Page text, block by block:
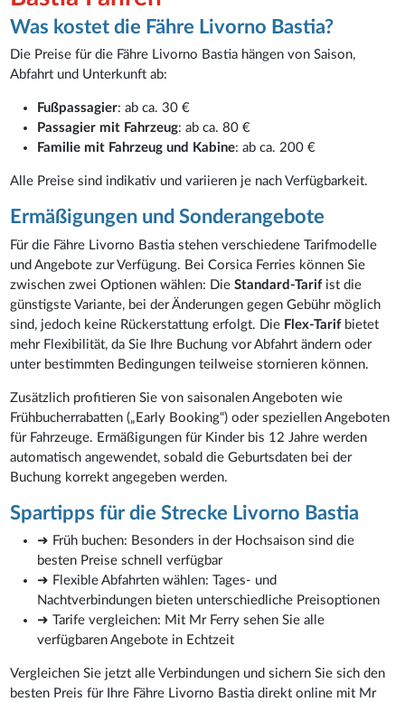
Was kostet die Fähre Livorno Bastia?
Die Preise für die Fähre Livorno Bastia hängen von Saison,
Abfahrt und Unterkunft ab:
Fußpassagier: ab ca. 30 €
Passagier mit Fahrzeug: ab ca. 80 €
Familie mit Fahrzeug und Kabine: ab ca. 200 €
Alle Preise sind indikativ und variieren je nach Verfügbarkeit.
Ermäßigungen und Sonderangebote
Für die Fähre Livorno Bastia stehen verschiedene Tarifmodelle
und Angebote zur Verfügung. Bei Corsica Ferries können Sie
zwischen zwei Optionen wählen: DieStandard-Tarifist die
günstigste Variante, bei der Änderungen gegen Gebühr möglich
sind, jedoch keine Rückerstattung erfolgt. Die Flex-Tarifbietet
mehr Flexibilität, da Sie Ihre Buchung vor Abfahrt ändern oder
unter bestimmten Bedingungen teilweise stornieren können.
Zusätzlich profitieren Sie von saisonalen Angeboten wie
Frühbucherrabatten („Early Booking“) oder speziellen Angeboten
für Fahrzeuge. Ermäßigungen für Kinder bis 12 Jahre werden
automatisch angewendet, sobald die Geburtsdaten bei der
Buchung korrekt angegeben werden.
Spartipps für die Strecke Livorno Bastia
➜ Früh buchen: Besonders in der Hochsaison sind die
besten Preise schnell verfügbar
➜ Flexible Abfahrten wählen: Tages- und
Nachtverbindungen bieten unterschiedliche Preisoptionen
➜ Tarife vergleichen: Mit Mr Ferry sehen Sie alle
verfügbaren Angebote in Echtzeit
Vergleichen Sie jetzt alle Verbindungen und sichern Sie sich den
besten Preis für Ihre Fähre Livorno Bastia direkt online mit Mr